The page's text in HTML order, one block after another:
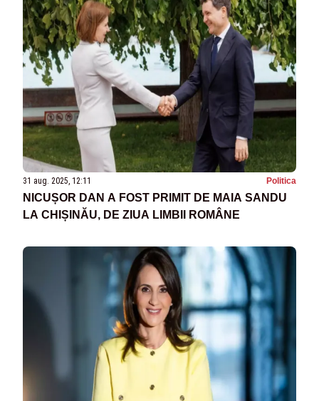
31 aug. 2025, 12:11 Politica
NICUȘOR DAN A FOST PRIMIT DE MAIA SANDU
LA CHIȘINĂU, DE ZIUA LIMBII ROMÂNE